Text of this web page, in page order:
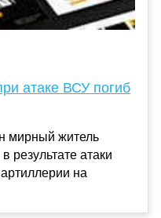
атаке ВСУ погиб
мирный житель
результате атаки
на